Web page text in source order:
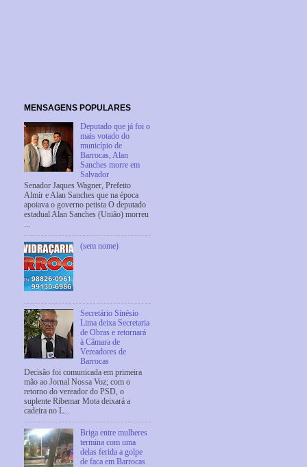
MENSAGENS POPULARES
Deputado que já foi o
mais votado do
município de
Barrocas, Alan
Sanches morre em
Salvador
Senador Jaques Wagner, Prefeito
Almir e Alan Sanches que na época
apoiava o governo petista O deputado
estadual Alan Sanches (União) morreu
...
(sem nome)
Secretário Sinésio
Lima deixa Secretaria
de Obras e retornará
à Câmara de
Vereadores de
Barrocas
Decisão foi comunicada em primeira
mão ao Jornal Nossa Voz; com o
retorno do vereador do PSD, o
suplente Ribemar Mota deixará a
cadeira no L...
Briga entre mulheres
termina com uma
delas ferida a golpe
de faca em Barrocas